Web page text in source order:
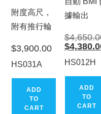
附度高尺，
附有推行輪
$3,900.00
HS031A
ADD
TO
CART
據輸出
$
$
HS012H
ADD
TO
CART